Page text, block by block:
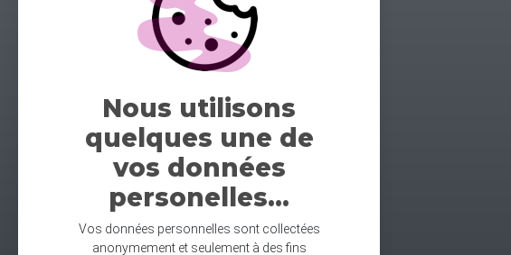
Nous utilisons
quelques une de
vos données
personelles...
Vos données personnelles sont collectées
anonymement et seulement à des fins